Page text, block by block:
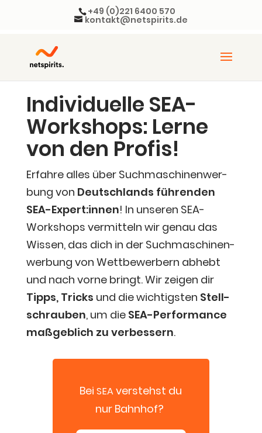
+49 (0)221 6400 570
kontakt@netspirits.de
Indi­vi­du­el­le SEA-
Work­shops: Ler­ne
von den Profis!
Erfah­re alles über Such­ma­schi­nen­wer­
bung von Deutsch­lands füh­ren­den
SEA-Expert:innen! In unse­ren SEA-
Work­shops ver­mit­teln wir genau das
Wis­sen, das dich in der Such­ma­schi­nen­
wer­bung von Wett­be­wer­bern abhebt
und nach vor­ne bringt. Wir zei­gen dir
Tipps, Tricks und die wich­tigs­ten Stell­
schrau­ben, um dieSEA-Per­for­mance
maß­geb­lich zu ver­bes­sern.
BeiSEAver­stehst du
nur Bahnhof?